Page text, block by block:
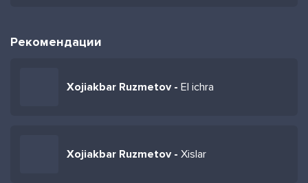
Рекомендации
Xojiakbar Ruzmetov - El ichra
Xojiakbar Ruzmetov - Xislar